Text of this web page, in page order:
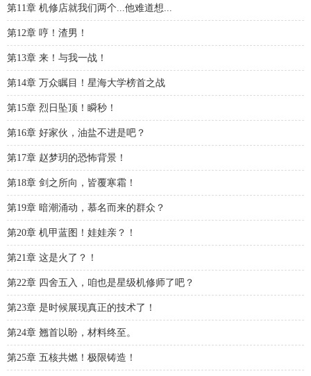
第11章 机修店就我们两个...他难道想...
第12章 哼！渣男！
第13章 来！与我一战！
第14章 万众瞩目！星海大学榜首之战
第15章 烈日坠顶！瞬秒！
第16章 好家伙，油盐不进是吧？
第17章 赵梦玥的恐怖背景！
第18章 剑之所向，皆覆寒霜！
第19章 暗潮涌动，慕名而来的群众？
第20章 机甲蓝图！娃娃亲？！
第21章 这是火了？！
第22章 四舍五入，咱也是星级机修师了吧？
第23章 是时候展现真正的技术了！
第24章 翘首以盼，材料终至。
第25章 五核共燃！极限铸造！